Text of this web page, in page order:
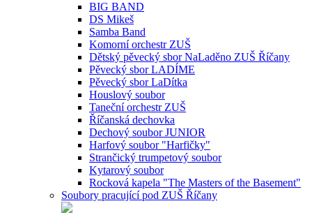
BIG BAND
DS Mikeš
Samba Band
Komorní orchestr ZUŠ
Dětský pěvecký sbor NaLaděno ZUŠ Říčany
Pěvecký sbor LADÍME
Pěvecký sbor LaDítka
Houslový soubor
Taneční orchestr ZUŠ
Říčanská dechovka
Dechový soubor JUNIOR
Harfový soubor "Harfičky"
Strančický trumpetový soubor
Kytarový soubor
Rocková kapela "The Masters of the Basement"
Soubory pracující pod ZUŠ Říčany